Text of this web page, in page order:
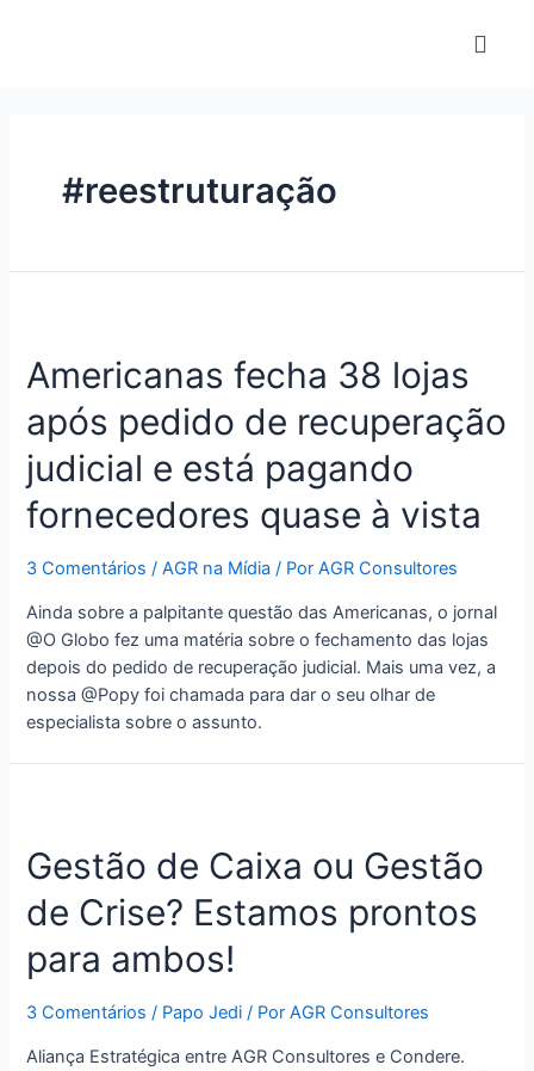
#reestruturação
Americanas fecha 38 lojas
após pedido de recuperação
judicial e está pagando
fornecedores quase à vista
3 Comentários /AGR na Mídia / PorAGR Consultores
Ainda sobre a palpitante questão das Americanas, o jornal
@O Globo fez uma matéria sobre o fechamento das lojas
depois do pedido de recuperação judicial. Mais uma vez, a
nossa @Popy foi chamada para dar o seu olhar de
especialista sobre o assunto.
Gestão de Caixa ou Gestão
de Crise? Estamos prontos
para ambos!
3 Comentários / Papo Jedi / PorAGR Consultores
Aliança Estratégica entre AGR Consultores e Condere.